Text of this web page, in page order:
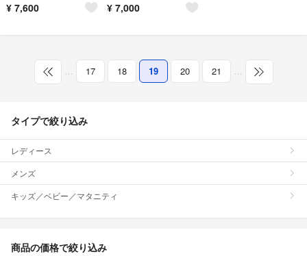
¥ 7,600 ¥ 7,000
17 18 19 20 21
タイプで絞り込み
レディース
メンズ
キッズ／ベビー／マタニティ
商品の価格で絞り込み